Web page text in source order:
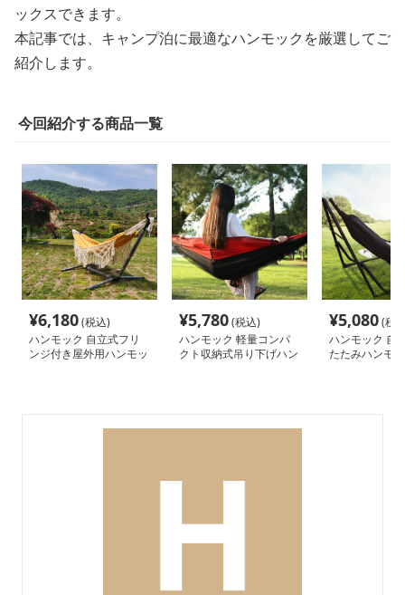
ックスできます。
本記事では、キャンプ泊に最適なハンモックを厳選してご
紹介します。
今回紹介する商品一覧
¥6,180(税込)
ハンモック 自立式フリ
ンジ付き屋外用ハンモッ
¥5,780(税込)
ハンモック 軽量コンパ
クト収納式吊り下げハン
¥5,080(税
ハンモック 自
たたみハンモ